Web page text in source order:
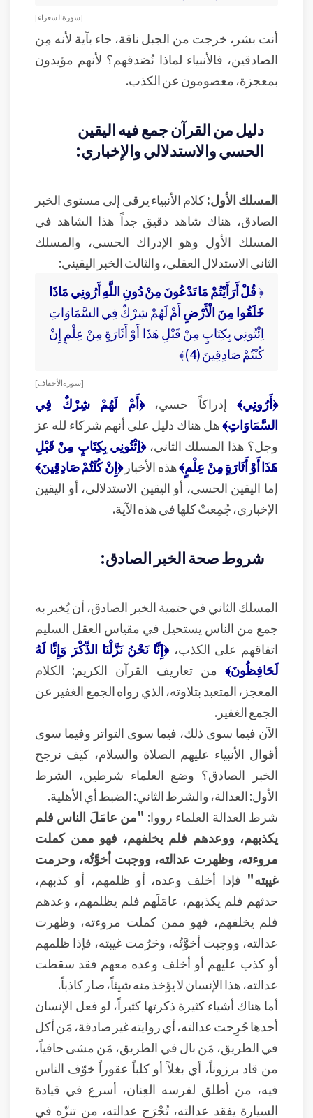
[ سورة الشعراء ]
أنت بشر، خرجت من الجبل ناقة، جاء بآية لأنه مِن
الصادقين، فالأنبياء لماذا نُصَدقهم؟ لأنهم مؤيدون
بمعجزة، معصومون عن الكذب.
دليل من القرآن جمع فيه اليقين
الحسي والاستدلالي والإخباري:
المسلك الأول:كلام الأنبياء يرقى إلى مستوى الخبر
الصادق، هناك شاهد دقيق جداً هذا الشاهد في
المسلك الأول وهو الإدراك الحسي، والمسلك
الثاني الاستدلال العقلي، والثالث الخبر اليقيني:
﴿قُلْ أَرَأَيْتُمْ مَا تَدْعُونَ مِنْ دُونِ اللَّهِ أَرُونِي مَاذَا
خَلَقُوا مِنَ الْأَرْضِأَمْ لَهُمْ شِرْكٌ فِي السَّمَاوَاتِ
اِئْتُونِي بِكِتَابٍ مِنْ قَبْلِ هَذَا أَوْ أَثَارَةٍ مِنْ عِلْمٍ إِنْ
كُنْتُمْ صَادِقِينَ (4)﴾
[ سورة الأحقاف ]
﴿أَرُونِي﴾ إدراكاً حسي،﴿أَمْ لَهُمْ شِرْكٌ فِي
السَّمَاوَاتِ﴾هل هناك دليل على أنهم شركاء لله عز
وجل؟ هذا المسلك الثاني، ﴿اِئْتُونِي بِكِتَابٍ مِنْ قَبْلِ
هَذَا أَوْ أَثَارَةٍ مِنْ عِلْمٍ﴾هذه الأخبار ﴿إِنْ كُنْتُمْ صَادِقِينَ﴾
إما اليقين الحسي، أو اليقين الاستدلالي، أو اليقين
الإخباري، جُمِعتْ كلها في هذه الآية.
شروط صحة الخبر الصادق:
المسلك الثاني في حتمية الخبر الصادق، أن يُخبر به
جمع من الناس يستحيل في مقياس العقل السليم
اتفاقهم على الكذب، ﴿إِنَّا نَحْنُ نَزَّلْنَا الذِّكْرَ وَإِنَّا لَهُ
لَحَافِظُونَ﴾ من تعاريف القرآن الكريم: الكلام
المعجز، المتعبد بتلاوته، الذي رواه الجمع الغفير عن
الجمع الغفير.
الآن فيما سوى ذلك، فيما سوى التواتر وفيما سوى
أقوال الأنبياء عليهم الصلاة والسلام، كيف نرجح
الخبر الصادق؟ وضع العلماء شرطين، الشرط
الأول: العدالة، والشرط الثاني: الضبط أي الأهلية.
شرط العدالة العلماء رووا: "من عامَلَ الناس فلم
يكذبهم، ووعدهم فلم يخلفهم، فهو ممن كملت
مروءته، وظهرت عدالته، ووجبت أخوَّتُه، وحرمت
غيبته" فإذا أخلف وعده، أو ظلمهم، أو كذبهم،
حدثهم فلم يكذبهم، عامَلَهم فلم يظلمهم، وعدهم
فلم يخلفهم، فهو ممن كملت مروءته، وظهرت
عدالته، ووجبت أخوَّتُه، وحَرُمت غيبته، فإذا ظلمهم
أو كذب عليهم أو أخلف وعده معهم فقد سقطت
عدالته، هذا الإنسان لا يؤخذ منه شيئاً، صار كاذباً.
أما هناك أشياء كثيرة ذكرتها كثيراً، لو فعل الإنسان
أحدها جُرِحت عدالته، أي روايته غير صادقة، مَن أكل
في الطريق، مَن بال في الطريق، مَن مشى حافياً،
من قاد برزوناً، أي بغلاً أو كلباً عقوراً خوّف الناس
فيه، من أطلق لفرسه العِنان، أسرع في قيادة
السيارة يفقد عدالته، تُجْرَح عدالته، من تنزّه في